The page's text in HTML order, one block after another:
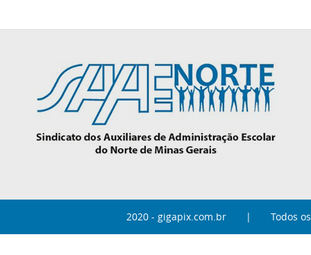
2020 - gigapix.com.br| Todos os